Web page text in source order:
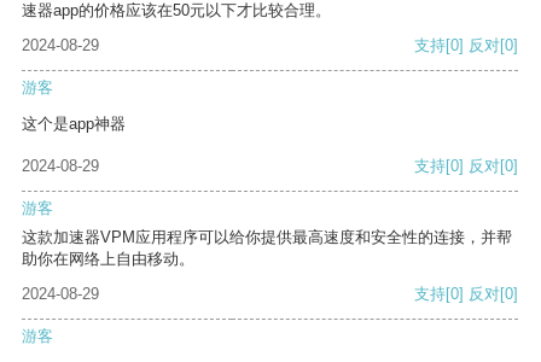
速器app的价格应该在50元以下才比较合理。
2024-08-29
支持[0] 反对[0]
游客
这个是app神器
2024-08-29 支持[0] 反对[0]
游客
这款加速器VPM应用程序可以给你提供最高速度和安全性的连接，并帮
助你在网络上自由移动。
2024-08-29
支持[0] 反对[0]
游客